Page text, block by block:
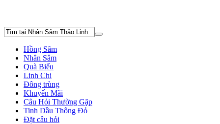
Hồng Sâm
Nhân Sâm
Quà Biếu
Linh Chi
Đông trùng
Khuyến Mãi
Câu Hỏi Thường Gặp
Tinh Dầu Thông Đỏ
Đặt câu hỏi